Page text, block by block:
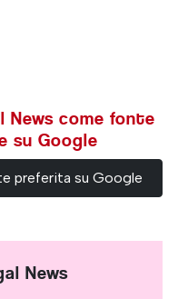
News come fonte
su Google
preferita su Google
News